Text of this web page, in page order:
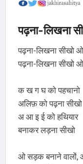
पढ़ना-लिखना
पढ़ना-लिखना सीखो
पढ़ना-लिखना सीखो
क ख ग घ को पहचानो
अलिफ़ को पढ़ना सीखो
अ आ इ ई को हथियार
बनाकर लड़ना सीखो
ओ सड़क बनाने वालों,